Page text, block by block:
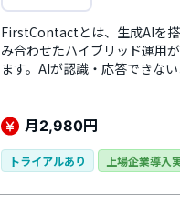
FirstContactとは、生成AIを
み合わせたハイブリッド運用
ます。​AIが認識・応答できな
替えられるため、顧客に対す
月2,980円
トライアルあり 上場企業導入